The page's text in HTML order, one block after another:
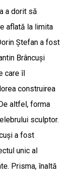
a dorit să
aflată la limita
Ștefan a fost
Brâncuși
care îl
construirea
altfel, forma
sculptor.
a fost
unic al
Prisma, înaltă